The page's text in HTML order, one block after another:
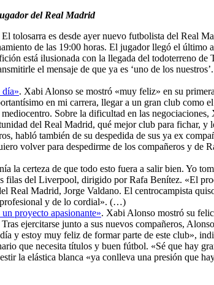
del Real Madrid
tolosarra es desde ayer nuevo futbolista del Real
de las 19:00 horas. El jugador llegó el
está ilusionada con la llegada del todoterreno
el mensaje de que ya es ‘uno de los
día». Xabi Alonso se mostró «muy feliz» en su
en mi carrera, llegar a un gran club
Sobre la dificultad en las
del Real Madrid, qué mejor club para fichar,
habló también de su despedida de sus ya ex
volver para despedirme de los compañeros y de
la certeza de que todo esto fuera a salir bien. Yo
filas del Liverpool, dirigido por Rafa Benítez. «El
Real Madrid, Jorge Valdano. El centrocampista
profesional y de lo cordial». (…)
proyecto apasionante». Xabi Alonso mostró su
ejercitarse junto a sus nuevos compañeros,
y estoy muy feliz de formar parte de este club»,
que necesita títulos y buen fútbol. «Sé que hay
la elástica blanca «ya conlleva una presión que